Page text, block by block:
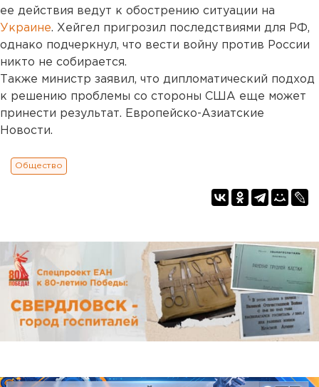
ее действия ведут к обострению ситуации на
Украине. Хейгел пригрозил последствиями для РФ,
однако подчеркнул, что вести войну против России
никто не собирается.
Также министр заявил, что дипломатический подход
к решению проблемы со стороны США еще может
принести результат. Европейско-Азиатские
Новости.
Общество